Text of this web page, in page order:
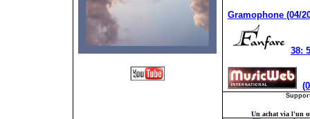
Gramophone (04/
38:
Un achat via l'un